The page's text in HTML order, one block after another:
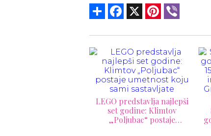
Share Facebook Pinterest
Skulptura skrivana 150
godina prodata za samo 15